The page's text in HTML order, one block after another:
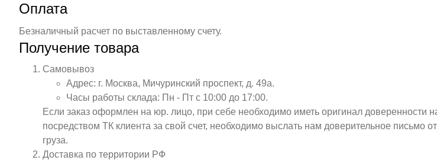
Оплата
Безналичный расчет по выставленному счету.
Получение товара
Самовывоз
Адрес: г. Москва, Мичуринский проспект, д. 49а.
Часы работы склада: Пн - Пт с 10:00 до 17:00.
Если заказ оформлен на юр. лицо, при себе необходимо иметь оригинал доверенности
посредством ТК клиента за свой счет, необходимо выслать нам доверительное
груза.
Доставка по территории РФ